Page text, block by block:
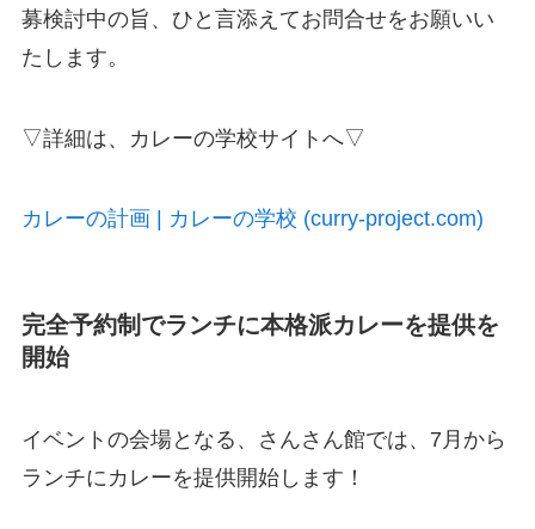
募検討中の旨、ひと言添えてお問合せをお願いい
たします。
▽詳細は、カレーの学校サイトへ▽
カレーの計画 | カレーの学校 (curry-project.com)
完全予約制でランチに本格派カレーを提供を
開始
イベントの会場となる、さんさん館では、7月から
ランチにカレーを提供開始します！